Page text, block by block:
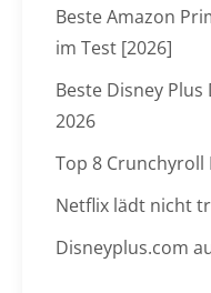
Beste Amazon
im Test [2026]
Beste Disney
2026
Top 8
Netflix lädt nicht
Disneyplus.com